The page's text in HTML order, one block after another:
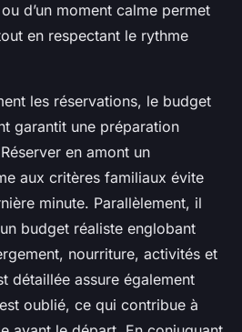
d’un moment calme permet
en respectant le rythme
les réservations, le budget
garantit une préparation
en amont un
aux critères familiaux évite
minute. Parallèlement, il
budget réaliste englobant
nourriture, activités et
détaillée assure également
oublié, ce qui contribue à